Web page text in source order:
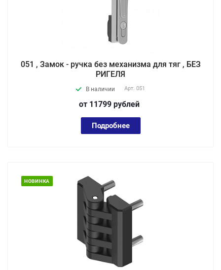
051 , Замок - ручка без механизма для тяг , БЕЗ
РИГЕЛЯ
В наличии Арт. 051
от 11799 рублей
Подробнее
НОВИНКА